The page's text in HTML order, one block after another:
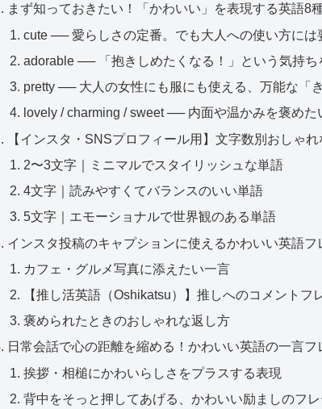
まず知っておきたい！「かわいい」を表現する英語8
cute ── 愛らしさの定番。でも大人への使い方には
adorable ── 「抱きしめたくなる！」という気持ち
pretty ── 大人の女性にも服にも使える、万能な「
lovely / charming / sweet ── 内面や温かみを褒めた
【インスタ・SNSプロフィール用】文字数別おしゃ
2〜3文字｜ミニマルでスタイリッシュな単語
4文字｜読みやすくてバランスのいい単語
5文字｜エモーショナルで世界観のある単語
インスタ投稿のキャプションに使えるかわいい英語フ
カフェ・グルメ写真に添えたい一言
【推し活英語（Oshikatsu）】推しへのコメントフ
褒められたときのおしゃれな返し方
日常会話で心の距離を縮める！かわいい英語の一言フ
挨拶・相槌にかわいらしさをプラスする表現
背中をそっと押してあげる、かわいい励ましのフ